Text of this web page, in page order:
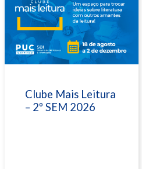
Clube Mais Leitura
– 2º SEM 2026